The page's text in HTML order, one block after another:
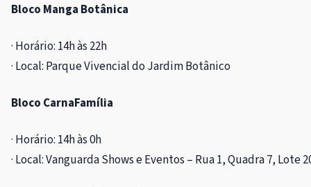
Bloco Manga Botânica
· Horário: 14h às 22h
· Local: Parque Vivencial do Jardim Botânico
Bloco CarnaFamília
· Horário: 14h às 0h
· Local: Vanguarda Shows e Eventos – Rua 1, Quadra 7,